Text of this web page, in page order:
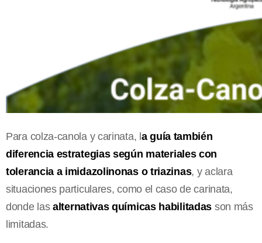
Para colza-canola y carinata, l a guía también
diferencia estrategias según materiales con
tolerancia a imidazolinonas o triazinas, y aclara
situaciones particulares, como el caso de carinata,
donde las alternativas químicas habilitadas son más
limitadas.